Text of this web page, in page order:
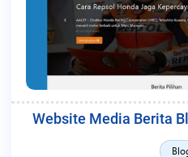
Website Media Berita